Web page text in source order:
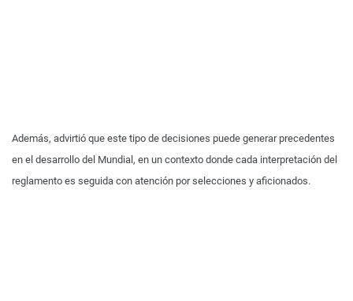
Además, advirtió que este tipo de decisiones puede generar precedentes
en el desarrollo del Mundial, en un contexto donde cada interpretación del
reglamento es seguida con atención por selecciones y aficionados.